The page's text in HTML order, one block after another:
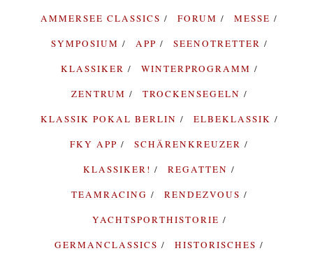
AMMERSEE CLASSICS
FORUM
MESSE
SYMPOSIUM
APP
SEENOTRETTER
KLASSIKER
WINTERPROGRAMM
ZENTRUM
TROCKENSEGELN
KLASSIK POKAL BERLIN
ELBEKLASSIK
FKY APP
SCHÄRENKREUZER
KLASSIKER!
REGATTEN
TEAMRACING
RENDEZVOUS
YACHTSPORTHISTORIE
GERMANCLASSICS
HISTORISCHES